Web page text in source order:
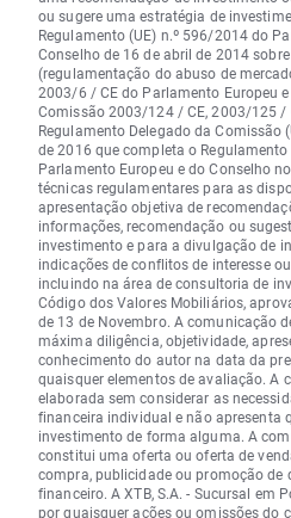
ou sugere uma estratégia de
Regulamento (UE) n.º 596/2014 do
Conselho de 16 de abril de 2014
(regulamentação do abuso de
2003/6 / CE do Parlamento Europeu
Comissão 2003/124 / CE, 2003/125 /
Regulamento Delegado da Comissão
de 2016 que completa o
Parlamento Europeu e do Conselho
técnicas regulamentares para as
apresentação objetiva de
informações, recomendação ou
investimento e para a divulgação de
indicações de conflitos de interesse
incluindo na área de consultoria de
Código dos Valores Mobiliários,
de 13 de Novembro. A comunicação
máxima diligência, objetividade,
conhecimento do autor na data da
quaisquer elementos de avaliação. A
elaborada sem considerar as
financeira individual e não apresenta
investimento de forma alguma. A
constitui uma oferta ou oferta de
compra, publicidade ou promoção de
financeiro. A XTB, S.A. - Sucursal em
por quaisqueraçõesou omissões do